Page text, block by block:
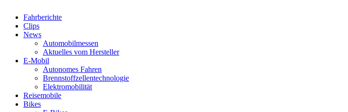
Fahrberichte
Clips
News
Automobilmessen
Aktuelles vom Hersteller
E-Mobil
Autonomes Fahren
Brennstoffzellentechnologie
Elektromobilität
Reisemobile
Bikes